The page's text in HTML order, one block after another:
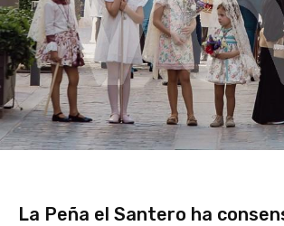
La Peña el Santero ha